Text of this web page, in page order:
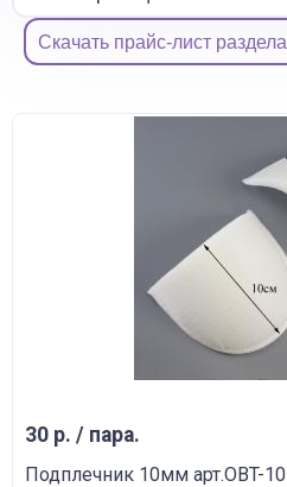
Скачать прайс-лист раздела
30 р. / пара.
Подплечник 10мм арт.OBT-10_